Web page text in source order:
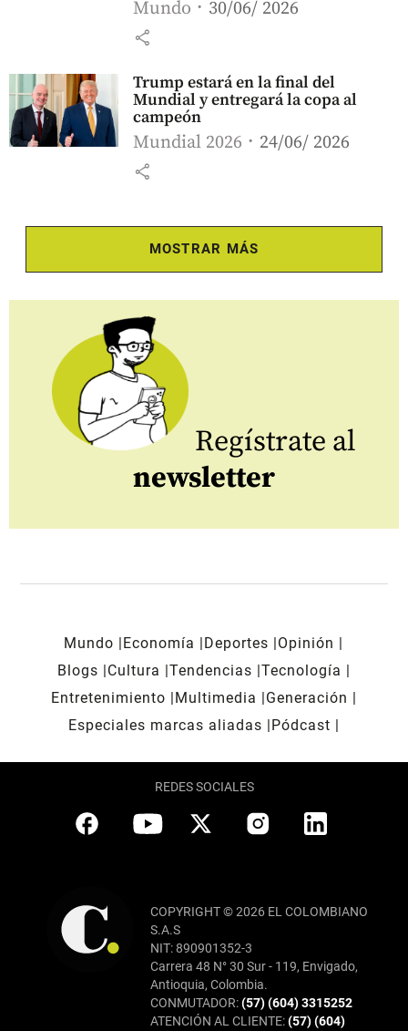
Mundo 30/06/ 2026
share
Trump estará en la final del
Mundial y entregará la copa al
campeón
Mundial 2026 24/06/ 2026
share
MOSTRAR MÁS
Regístrate al
newsletter
Mundo Economía Deportes
Opinión
Blogs
Cultura Tendencias Tecnología
Entretenimiento
Multimedia
Generación
Especiales marcas aliadas
Pódcast
REDES SOCIALES
COPYRIGHT © 2026 EL COLOMBIANO
S.A.S
NIT: 890901352-3
Carrera 48 N° 30 Sur - 119, Envigado,
Antioquia, Colombia.
CONMUTADOR:(57) (604) 3315252
ATENCIÓN AL CLIENTE:(57) (604)